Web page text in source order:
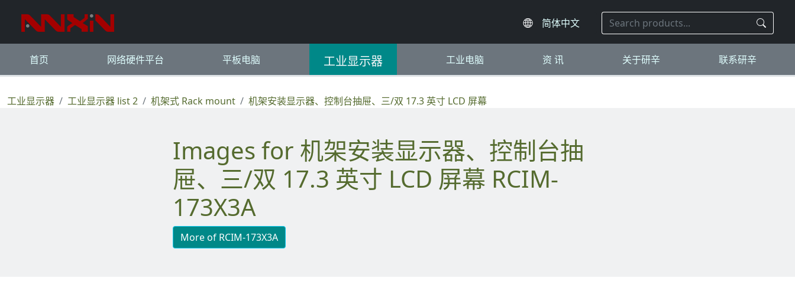
首页 网络硬件平台 平板电脑 工业显示器 工业电脑 资 讯 关于研辛 联系研辛
工业显示器 工业显示器 list 2 机架式 Rack mount 机架安装显示器、控制台抽屉、三/双 17.3 英寸 LCD 屏幕
Images for 机架安装显示器、控制台抽
屉、三/双 17.3 英寸 LCD 屏幕 RCIM-
173X3A
More of RCIM-173X3A